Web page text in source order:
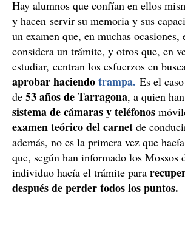
Hay alumnos que confían en ellos
y hacen servir su memoria y sus
un examen que, en muchas ocasiones,
considera un trámite, y otros que, en
estudiar, centran los esfuerzos en
aprobar haciendotrampa. Es el
de 53 años de Tarragona, a quien
sistema de cámaras y teléfonos
examen teórico del carnet de
además, no es la primera vez que
que, según han informado los Mossos
individuo hacía el trámite para
después de perder todos los puntos.